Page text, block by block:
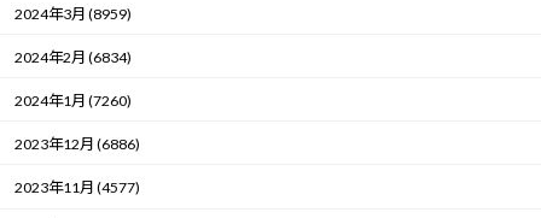
2024年3月 (8959)
2024年2月 (6834)
2024年1月 (7260)
2023年12月 (6886)
2023年11月 (4577)